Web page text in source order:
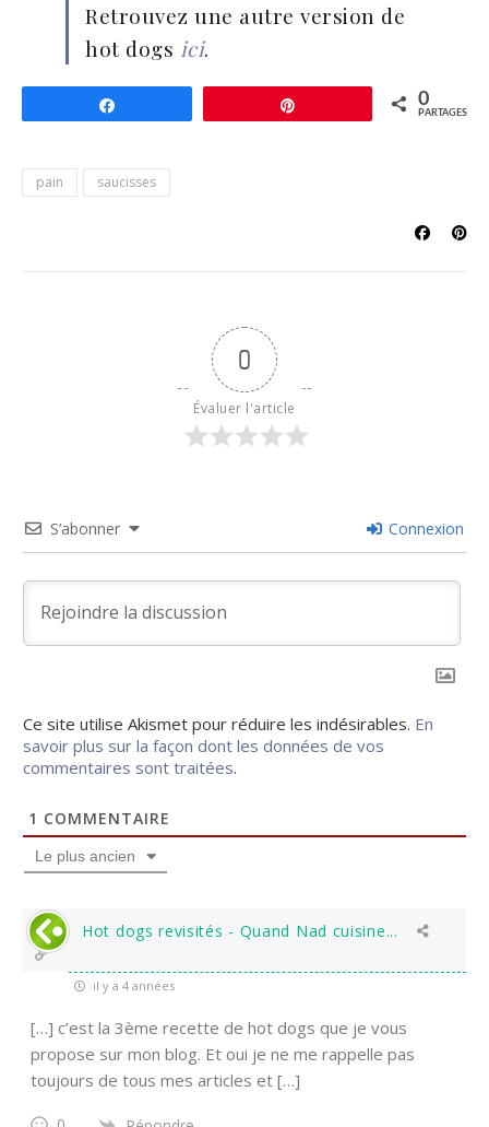
Retrouvez une autre version de
hot dogs ici.
0
PARTAGES
pain saucisses
0
Évaluer l'article
S’abonner Connexion
Ce site utilise Akismet pour réduire les indésirables. En
savoir plus sur la façon dont les données de vos
commentaires sont traitées.
1 COMMENTAIRE
Le plus ancien
Hot dogs revisités - Quand Nad cuisine...
il y a 4 années
[…] c’est la 3ème recette de hot dogs que je vous
propose sur mon blog. Et oui je ne me rappelle pas
toujours de tous mes articles et […]